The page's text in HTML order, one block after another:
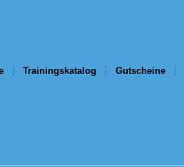
Trainingskatalog Gutscheine